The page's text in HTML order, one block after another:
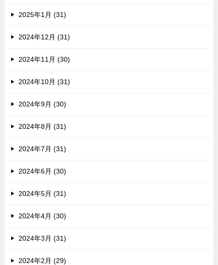
2025年1月 (31)
2024年12月 (31)
2024年11月 (30)
2024年10月 (31)
2024年9月 (30)
2024年8月 (31)
2024年7月 (31)
2024年6月 (30)
2024年5月 (31)
2024年4月 (30)
2024年3月 (31)
2024年2月 (29)